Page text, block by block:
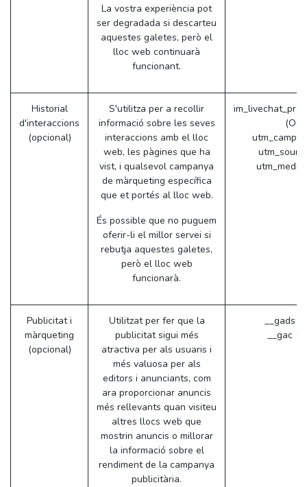
La vostra experiència pot
ser degradada si descarteu
aquestes galetes, però el
lloc web continuarà
funcionant.
Historial
d'interaccions
(opcional)
S'utilitza per a recollir
informació sobre les seves
interaccions amb el lloc
web, les pàgines que ha
vist, i qualsevol campanya
de màrqueting específica
que et portés al lloc web.
És possible que no puguem
oferir-li el millor servei si
rebutja aquestes galetes,
però el lloc web
funcionarà.
Publicitat i
màrqueting
(opcional)
Utilitzat per fer que la
publicitat sigui més
atractiva per als usuaris i
més valuosa per als
editors i anunciants, com
ara proporcionar anuncis
més rellevants quan visiteu
altres llocs web que
mostrin anuncis o millorar
la informació sobre el
rendiment de la campanya
publicitària.
__gads
__gac